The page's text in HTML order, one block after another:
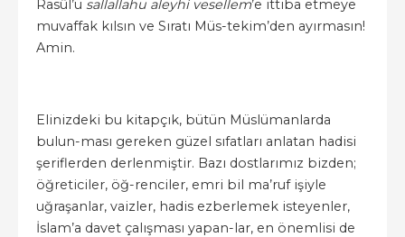
Rasûl’ü sallallahu aleyhi vesellem’e ittiba etmeye
muvaffak kılsın ve Sıratı Müs-tekim’den ayırmasın!
Amin.
Elinizdeki bu kitapçık, bütün Müslümanlarda
bulun-ması gereken güzel sıfatları anlatan hadisi
şeriflerden derlenmiştir. Bazı dostlarımız bizden;
öğreticiler, öğ-renciler, emri bil ma’ruf işiyle
uğraşanlar, vaizler, hadis ezberlemek isteyenler,
İslam’a davet çalışması yapan-lar, en önemlisi de